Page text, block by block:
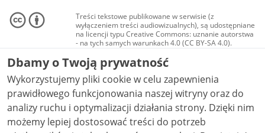
Treści tekstowe publikowane w serwisie (z
wyłączeniem treści audiowizualnych), są udostępniane
na licencji typu Creative Commons: uznanie autorstwa
- na tych samych warunkach 4.0 (CC BY-SA 4.0).
Materiały audiowizualne, w tym zdjęcia, materiały
audio i wideo, są udostępniane na licencji typu
Creative Commons: uznanie autorstwa użycie
niekomercyjne - bez utworów zależnych 4.0 (CC BY-
NC-ND 4.0), o ile nie jest to stwierdzone inaczej.
Dbamy o Twoją prywatność
Wykorzystujemy pliki cookie w celu zapewnienia
prawidłowego funkcjonowania naszej witryny oraz do
analizy ruchu i optymalizacji działania strony. Dzięki nim
możemy lepiej dostosować treści do potrzeb